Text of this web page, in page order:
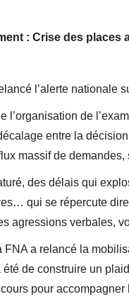
: Crise des places
l’alerte nationale
l’organisation de
entre la
massif de
des délais qui
qui se répercute
agressions verbales,
FNA a relancé la
été de construire un
pour